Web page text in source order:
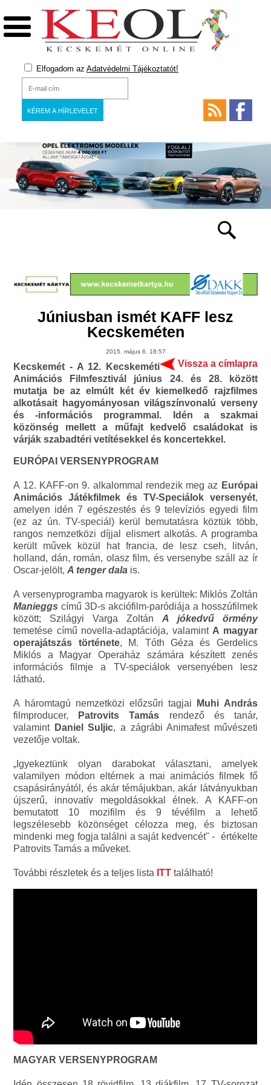
Elfogadom az Adatvédelmi Tájékoztatót!
Júniusban ismét KAFF lesz
Kecskeméten
2015. május 6. 18:57
Vissza a címlapra
Kecskemét - A 12. Kecskeméti
Animációs Filmfesztivál június 24. és 28. között
mutatja be az elmúlt két év kiemelkedő rajzfilmes
alkotásait hagyományosan világszínvonalú verseny
és -információs programmal. Idén a szakmai
közönség mellett a műfajt kedvelő családokat is
várják szabadtéri vetítésekkel és koncertekkel.
EURÓPAI VERSENYPROGRAM
A 12. KAFF-on 9. alkalommal rendezik meg az Európai
Animációs Játékfilmek és TV-Speciálok versenyét,
amelyen idén 7 egészestés és 9 televíziós egyedi film
(ez az ún. TV-speciál) kerül bemutatásra köztük több,
rangos nemzetközi díjjal elismert alkotás. A programba
került művek közül hat francia, de lesz cseh, litván,
holland, dán, román, olasz film, és versenybe száll az ír
Oscar-jelölt,A tenger dala is.
A versenyprogramba magyarok is kerültek: Miklós Zoltán
Manieggs című 3D-s akciófilm-paródiája a hosszúfilmek
között; Szilágyi Varga Zoltán A jókedvű örmény
temetése című novella-adaptációja, valamint A magyar
operajátszás története, M. Tóth Géza és Gerdelics
Miklós a Magyar Operaház számára készített zenés
információs filmje a TV-speciálok versenyében lesz
látható.
A háromtagú nemzetközi előzsűri tagjai Muhi András
filmproducer,
Patrovits Tamás rendező és tanár,
valamint Daniel Suljic, a zágrábi Animafest művészeti
vezetője voltak.
„Igyekeztünk olyan darabokat választani, amelyek
valamilyen módon eltérnek a mai animációs filmek fő
csapásirányától, és akár témájukban, akár látványukban
újszerű, innovatív megoldásokkal élnek. A KAFF-on
bemutatott 10 mozifilm és 9 tévéfilm a lehető
legszélesebb közönséget célozza meg, és biztosan
mindenki meg fogja találni a saját kedvencét" - értékelte
Patrovits Tamás a műveket.
További részletek és a teljes lista ITT található!
MAGYAR VERSENYPROGRAM